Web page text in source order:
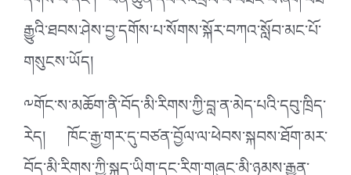
རྒྱུའི་ཐབས་ཤེས་བྱ་དགོས་པ་སོགས་སྐོར་བཀའ་སློབ་མང་པོ་
གསུངས་ཡོད།
༸གོང་ས་མཆོག་ནི་བོད་མི་རིགས་ཀྱི་བླ་ན་མེད་པའི་དབུ་ཁྲིད་
རེད། ཁོང་རྒྱ་གར་དུ་བཙན་བྱོལ་ལ་ཕེབས་སྐབས་ཐོག་མར་